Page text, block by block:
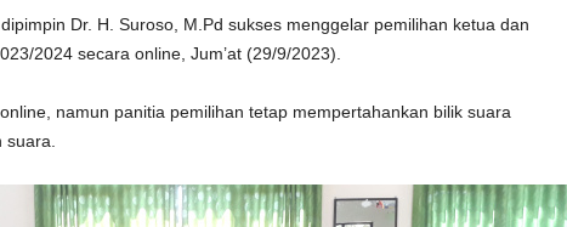
Dr. H. Suroso, M.Pd sukses menggelar pemilihan ketua dan
2024 secara online, Jum’at (29/9/2023).
namun panitia pemilihan tetap mempertahankan bilik suara